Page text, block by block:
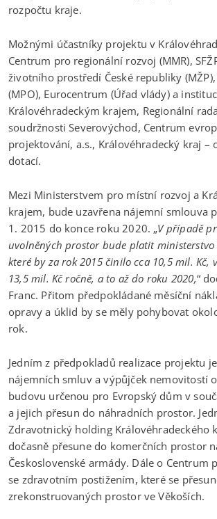
rozpočtu kraje.
Možnými účastníky projektu v
Centrum pro regionální rozvoj (MMR),
životního prostředí České republiky
(MPO), Eurocentrum (Úřad vlády) a
Královéhradeckým krajem, Regionální
soudržnosti Severovýchod, Centrum
projektování, a.s., Královéhradecký kraj –
dotací.
Mezi Ministerstvem pro místní rozvoj a
krajem, bude uzavřena nájemní smlouva
1. 2015 do konce roku 2020. „V případě
uvolněných prostor bude platit ministerstvo
které by za rok 2015 činilo cca 10,5 mil. Kč,
13,5 mil. Kč ročně, a to až do roku 2020,“
Franc. Přitom předpokládané měsíční
opravy a úklid by se měly pohybovat
rok.
Jedním z předpokladů realizace projektu
nájemních smluv a výpůjček nemovitostí
budovu určenou pro Evropský dům v
a jejich přesun do náhradních prostor.
Zdravotnický holding Královéhradeckého
dočasně přesune do komerčních prostor
Československé armády. Dále o Centrum
se zdravotním postižením, které se
zrekonstruovaných prostor ve Věkoších.